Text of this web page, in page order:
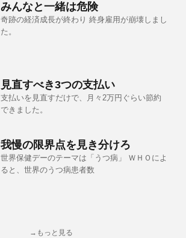
みんなと一緒は危険
奇跡の経済成長が終わり 終身雇用が崩壊しまし
た。
見直すべき3つの支払い
支払いを見直すだけで、月々2万円ぐらい節約
できました。
我慢の限界点を見き分けろ
世界保健デーのテーマは「うつ病」 ＷＨＯによ
ると、世界のうつ病患者数
→もっと見る